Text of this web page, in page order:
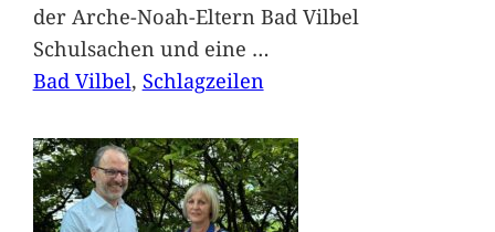
der Arche-Noah-Eltern Bad Vilbel
Schulsachen und eine …
Bad Vilbel, Schlagzeilen